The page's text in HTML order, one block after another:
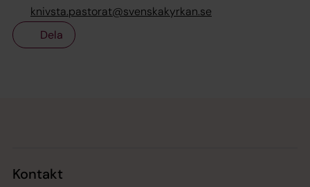
knivsta.pastorat@svenskakyrkan.se
Dela
Kontakt